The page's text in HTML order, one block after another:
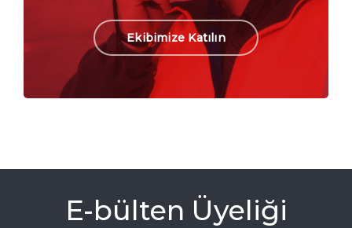
Ekibimize Katılın
E-bülten Üyeliği